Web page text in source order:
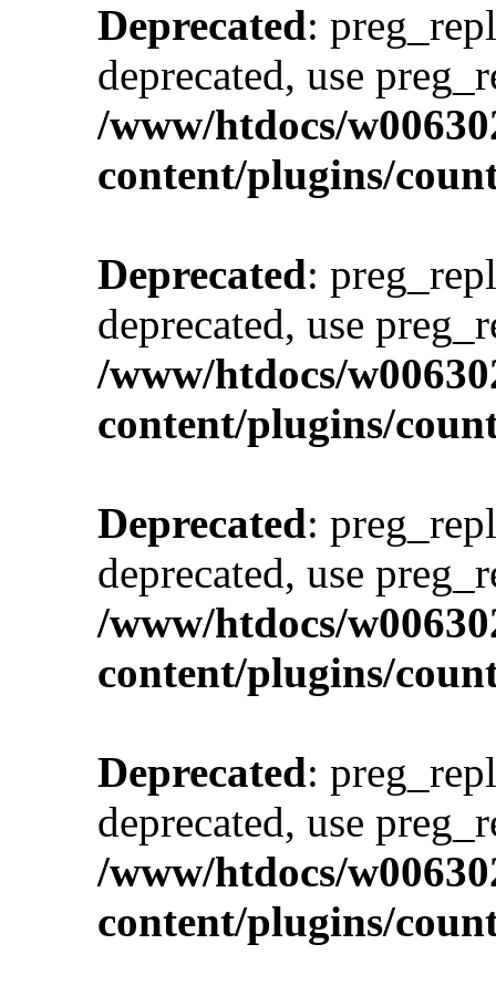
Deprecated:
deprecated, use
/www/htdocs/
content/plugins/
Deprecated:
deprecated, use
/www/htdocs/
content/plugins/
Deprecated:
deprecated, use
/www/htdocs/
content/plugins/
Deprecated:
deprecated, use
/www/htdocs/
content/plugins/